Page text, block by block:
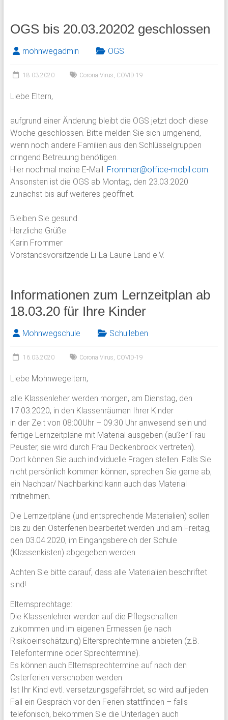
OGS bis 20.03.20202 geschlossen
mohnwegadmin OGS
18.03.2020 Corona Virus, COVID-19
Liebe Eltern,
aufgrund einer Änderung bleibt die OGS jetzt doch diese
Woche geschlossen. Bitte melden Sie sich umgehend,
wenn noch andere Familien aus den Schlüsselgruppen
dringend Betreuung benötigen.
Hier nochmal meine E-Mail: Frommer@office-mobil.com.
Ansonsten ist die OGS ab Montag, den 23.03.2020
zunächst bis auf weiteres geöffnet.
Bleiben Sie gesund.
Herzliche Grüße
Karin Frommer
Vorstandsvorsitzende Li-La-Laune Land e.V.
Informationen zum Lernzeitplan ab
18.03.20 für Ihre Kinder
Mohnwegschule Schulleben
16.03.2020 Corona Virus, COVID-19
Liebe Mohnwegeltern,
alle Klassenleher werden morgen, am Dienstag, den
17.03.2020, in den Klassenräumen Ihrer Kinder
in der Zeit von 08:00Uhr – 09:30 Uhr anwesend sein und
fertige Lernzeitpläne mit Material ausgeben (außer Frau
Peuster, sie wird durch Frau Deckenbrock vertreten).
Dort können Sie auch individuelle Fragen stellen. Falls Sie
nicht persönlich kommen können, sprechen Sie gerne ab,
ein Nachbar/ Nachbarkind kann auch das Material
mitnehmen.
Die Lernzeitpläne (und entsprechende Materialien) sollen
bis zu den Osterferien bearbeitet werden und am Freitag,
den 03.04.2020, im Eingangsbereich der Schule
(Klassenkisten) abgegeben werden.
Achten Sie bitte darauf, dass alle Materialien beschriftet
sind!
Elternsprechtage:
Die Klassenlehrer werden auf die Pflegschaften
zukommen und im eigenen Ermessen (je nach
Risikoeinschätzung) Eltersprechtermine anbieten (z.B.
Telefontermine oder Sprechtermine).
Es können auch Elternsprechtermine auf nach den
Osterferien verschoben werden.
Ist Ihr Kind evtl. versetzungsgefährdet, so wird auf jeden
Fall ein Gespräch vor den Ferien stattfinden – falls
telefonisch, bekommen Sie die Unterlagen auch